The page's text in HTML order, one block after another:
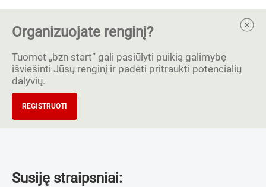
Organizuojate renginį?
Tuomet „bzn start” gali pasiūlyti puikią galimybę
išviešinti Jūsų renginį ir padėti pritraukti potencialių
dalyvių.
REGISTRUOTI
Susiję straipsniai: